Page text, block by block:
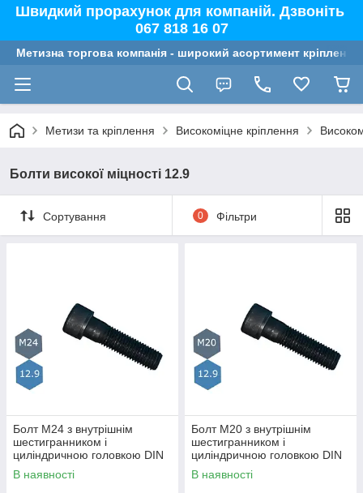
Швидкий прорахунок для компаній. Дзвоніть
067 818 16 07
Метизна торгова компанія - широкий асортимент
Метизи та кріплення Високоміцне кріплення
Болти високої міцності 12.9
Сортування 0 Фільтри
Болт М24 з внутрішнім
шестигранником і
циліндричною головкою DIN
912 клас міцн.12.9
В наявності
Болт М20 з внутрішнім
шестигранником і
циліндричною головкою DIN
912 клас міцн.12.9
В наявності